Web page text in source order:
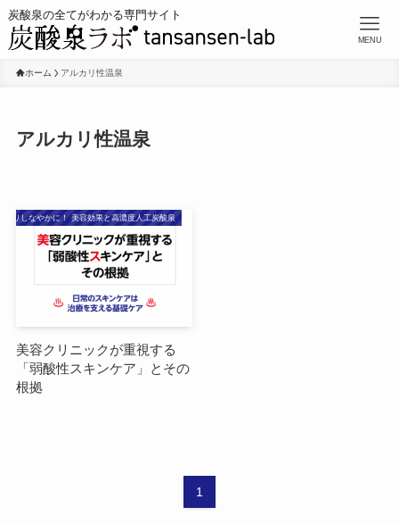
MENU
ホーム アルカリ性温泉
アルカリ性温泉
よりしなやかに！ 美容効果と高濃度人工炭酸泉
美容クリニックが重視する
「弱酸性スキンケア」とその
根拠
1